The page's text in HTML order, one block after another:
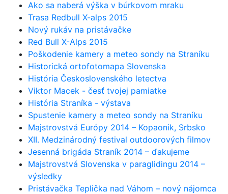
Ako sa naberá výška v búrkovom mraku
Trasa Redbull X-alps 2015
Nový rukáv na pristávačke
Red Bull X-Alps 2015
Poškodenie kamery a meteo sondy na Straníku
Historická ortofotomapa Slovenska
História Československého letectva
Viktor Macek - česť tvojej pamiatke
História Straníka - výstava
Spustenie kamery a meteo sondy na Straníku
Majstrovstvá Európy 2014 – Kopaonik, Srbsko
XII. Medzinárodný festival outdoorových filmov
Jesenná brigáda Straník 2014 – ďakujeme
Majstrovstvá Slovenska v paraglidingu 2014 –
výsledky
Pristávačka Teplička nad Váhom – nový nájomca